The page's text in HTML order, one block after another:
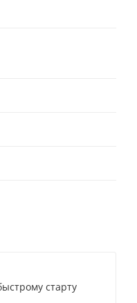
старту